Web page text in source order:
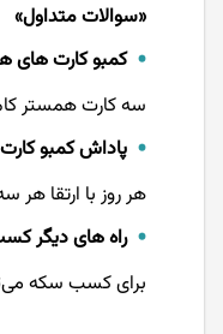
«سوالات متداول»
کمبو کارت های
سه کارت همستر کامبت هر روز ساعت 15:30 منتشر می شود
پاداش کمبو
هر روز با ارتقا هر سه کمبو
راه ‌های دیگر
برای کسب سکه